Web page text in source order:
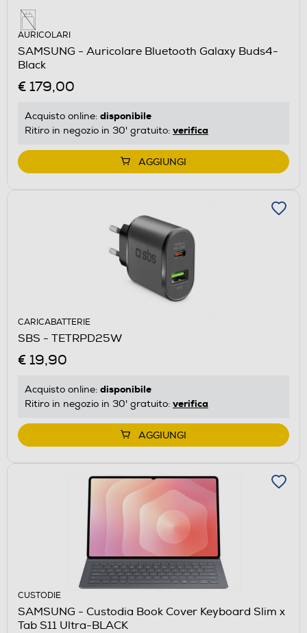
AURICOLARI
SAMSUNG - Auricolare Bluetooth Galaxy Buds4-
Black
€ 179,00
Acquisto online: disponibile
Ritiro in negozio in 30' gratuito: verifica
AGGIUNGI
CARICABATTERIE
SBS - TETRPD25W
€ 19,90
Acquisto online: disponibile
Ritiro in negozio in 30' gratuito: verifica
AGGIUNGI
CUSTODIE
SAMSUNG - Custodia Book Cover Keyboard Slim x
Tab S11 Ultra-BLACK